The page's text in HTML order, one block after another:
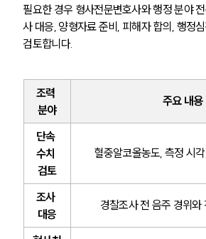
필요한 경우 형사전문변호사와 행정 분야
사 대응, 양형자료 준비, 피해자 합의, 행정
검토합니다.
조력
분야
주요 내용
단속
수치
검토
혈중알코올농도, 측정 시
조사
대응
경찰조사 전 음주 경위와